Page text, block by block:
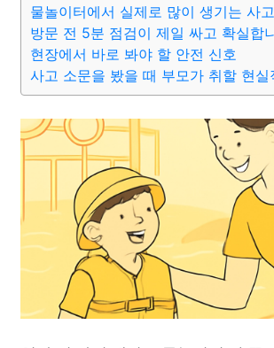
물놀이터에서 실제로 많이 생기는 사
방문 전 5분 점검이 제일 싸고 확실합
현장에서 바로 봐야 할 안전 신호
사고 소문을 봤을 때 부모가 취할 현실